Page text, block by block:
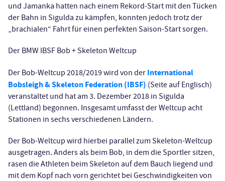
und Jamanka hatten nach einem Rekord-Start mit den Tücken
der Bahn in Sigulda zu kämpfen, konnten jedoch trotz der
„brachialen“ Fahrt für einen perfekten Saison-Start sorgen.
Der BMW IBSF Bob + Skeleton Weltcup
Der Bob-Weltcup 2018/2019 wird von der International
Bobsleigh & Skeleton Federation (IBSF) (Seite auf Englisch)
veranstaltet und hat am 3. Dezember 2018 in Sigulda
(Lettland) begonnen. Insgesamt umfasst der Weltcup acht
Stationen in sechs verschiedenen Ländern.
Der Bob-Weltcup wird hierbei parallel zum Skeleton-Weltcup
ausgetragen. Anders als beim Bob, in dem die Sportler sitzen,
rasen die Athleten beim Skeleton auf dem Bauch liegend und
mit dem Kopf nach vorn gerichtet bei Geschwindigkeiten von